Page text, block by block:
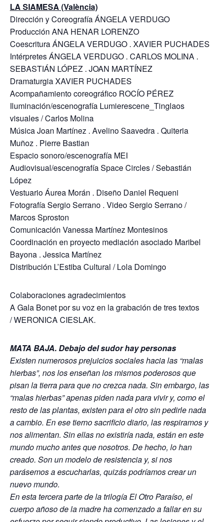
LA SIAMESA (València)
Dirección y Coreografía ÁNGELA VERDUGO
Producción ANA HENAR LORENZO
Coescritura ÁNGELA VERDUGO . XAVIER PUCHADES
Intérpretes ÁNGELA VERDUGO . CARLOS MOLINA .
SEBASTIÁN LÓPEZ . JOAN MARTÍNEZ
Dramaturgia XAVIER PUCHADES
Acompañamiento coreográfico ROCÍO PÉREZ
Iluminación/escenografía Lumierescene_Tinglaos
visuales / Carlos Molina
Música Joan Martínez . Avelino Saavedra . Quiteria
Muñoz . Pierre Bastian
Espacio sonoro/escenografía MEI
Audiovisual/escenografía Space Circles / Sebastián
López
Vestuario Áurea Morán . Diseño Daniel Requeni
Fotografía Sergio Serrano . Video Sergio Serrano /
Marcos Sproston
Comunicación Vanessa Martínez Montesinos
Coordinación en proyecto mediación asociado Maribel
Bayona . Jessica Martínez
Distribución L’Estiba Cultural / Lola Domingo
Colaboraciones agradecimientos
A Gala Bonet por su voz en la grabación de tres textos
/ WERONICA CIESLAK.
MATA BAJA. Debajo del sudor hay personas
Existen numerosos prejuicios sociales hacia las “malas
hierbas”, nos los enseñan los mismos poderosos que
pisan la tierra para que no crezca nada. Sin embargo, las
“malas hierbas” apenas piden nada para vivir y, como el
resto de las plantas, existen para el otro sin pedirle nada
a cambio. En ese tierno sacrificio diario, las respiramos y
nos alimentan. Sin ellas no existiría nada, están en este
mundo mucho antes que nosotros. De hecho, lo han
creado. Son un modelo de resistencia y, si nos
parásemos a escucharlas, quizás podríamos crear un
nuevo mundo.
En esta tercera parte de la trilogía El Otro Paraíso, el
cuerpo añoso de la madre ha comenzado a fallar en su